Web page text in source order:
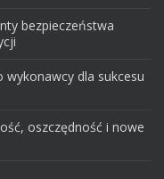
bezpieczeństwa
wykonawcy dla sukcesu
oszczędność i nowe